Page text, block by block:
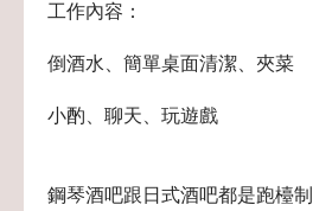
工作內容：
倒酒水、簡單桌面清潔、夾菜
小酌、聊天、玩遊戲
鋼琴酒吧跟日式酒吧都是跑檯制